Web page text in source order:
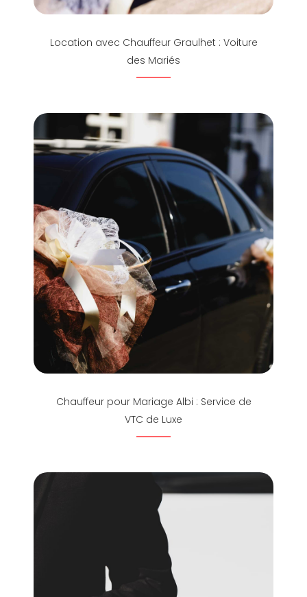
Location avec Chauffeur Graulhet : Voiture
des Mariés
Chauffeur pour Mariage Albi : Service de
VTC de Luxe